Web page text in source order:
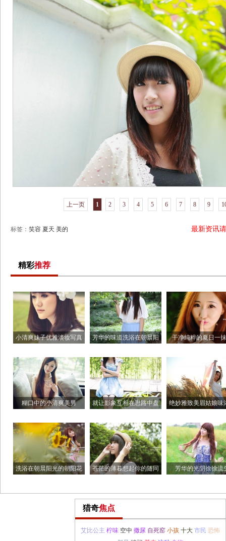
上一页 1 2 3 4 5 6 7 8 9
标签： 笑容 夏天 美的 最新资讯
精彩推荐
小清爽妹子优雅淡妆写真
芳华的味道洗浴在朝晨阳
干净纯粹的夏日一
糊口中的小清爽美男
就让影象互相在思路中盘
绝妙雅致美眉姑娘味
洗浴在朝晨阳光的朝阳花
苍茫的薄暮想起你的随同 芳华的光阴徐徐流
猎奇焦点
艾比公主 柠味 空中 撒尿 自死窑 小孩 十大 市民 恐怖